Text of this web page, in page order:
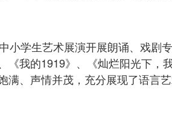
小学生艺术展演开展朗诵、戏
我的1919》、《灿烂阳光下，
满、声情并茂，充分展现了语言